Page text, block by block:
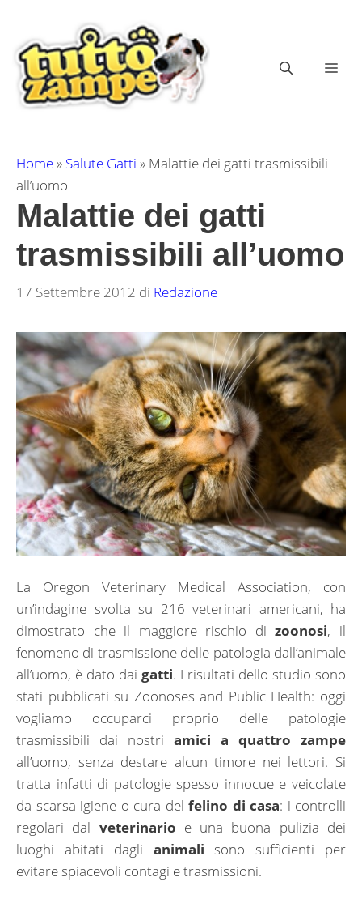
contenuto
Home» Salute Gatti » Malattie dei gatti trasmissibili
all’uomo
Malattie dei gatti
trasmissibili all’uomo
17 Settembre 2012 di Redazione
La Oregon Veterinary Medical Association, con
un’indagine svolta su 216 veterinari americani, ha
dimostrato che il maggiore rischio dizoonosi, il
fenomeno di trasmissione delle patologia dall’animale
all’uomo, è dato dai gatti. I risultati dello studio sono
stati pubblicati su Zoonoses and Public Health: oggi
vogliamo occuparci proprio delle patologie
trasmissibili dai nostri amici a quattro zampe
all’uomo, senza destare alcun timore nei lettori. Si
tratta infatti di patologie spesso innocue e veicolate
da scarsa igiene o cura del felino di casa: i controlli
regolari dal veterinario e una buona pulizia dei
luoghi abitati dagli animali sono sufficienti per
evitare spiacevoli contagi e trasmissioni.